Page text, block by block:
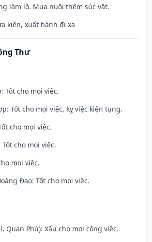
làm lò. Mua nuôi thêm súc vật.
kiện, xuất hành đi xa
Thư
Tốt cho mọi việc.
Tốt cho mọi việc, kỵ việc kiện tụng.
cho mọi việc.
cho mọi việc.
mọi việc.
Đạo: Tốt cho mọi việc.
Quan Phú): Xấu cho mọi công việc.